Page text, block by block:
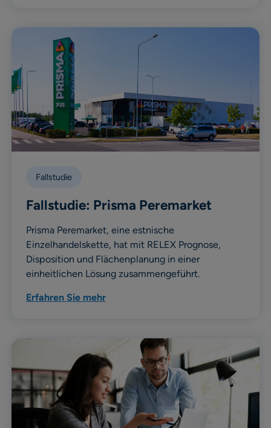
Fallstudie
Fallstudie: Prisma Peremarket
Prisma Peremarket, eine estnische
Einzelhandelskette, hat mit RELEX Prognose,
Disposition und Flächenplanung in einer
einheitlichen Lösung zusammengeführt.
Erfahren Sie mehr